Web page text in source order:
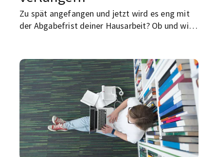
Zu spät angefangen und jetzt wird es eng mit
der Abgabefrist deiner Hausarbeit? Ob und wie